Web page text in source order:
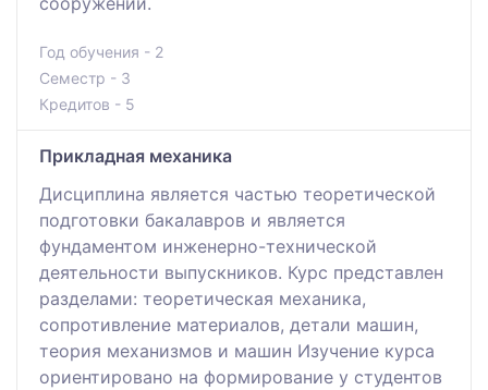
Год обучения - 2
Семестр - 3
Кредитов - 5
Прикладная механика
Дисциплина является частью теоретической
подготовки бакалавров и является
фундаментом инженерно-технической
деятельности выпускников. Курс представлен
разделами: теоретическая механика,
сопротивление материалов, детали машин,
теория механизмов и машин Изучение курса
ориентировано на формирование у студентов